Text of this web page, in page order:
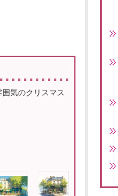
気のクリスマス